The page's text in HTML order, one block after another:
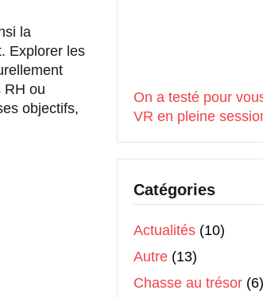
la
Explorer les
RH ou
objectifs,
On a testé pour
VR en pleine
Catégories
Actualités (10)
Autre (13)
Chasse au trésor (6)